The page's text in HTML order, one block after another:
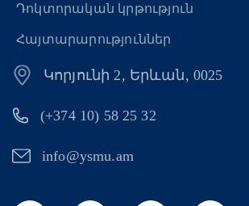
Դոկտորական կրթություն
Հայտարարություններ
Կորյունի 2, Երևան, 0025
(+374 10) 58 25 32
info@ysmu.am